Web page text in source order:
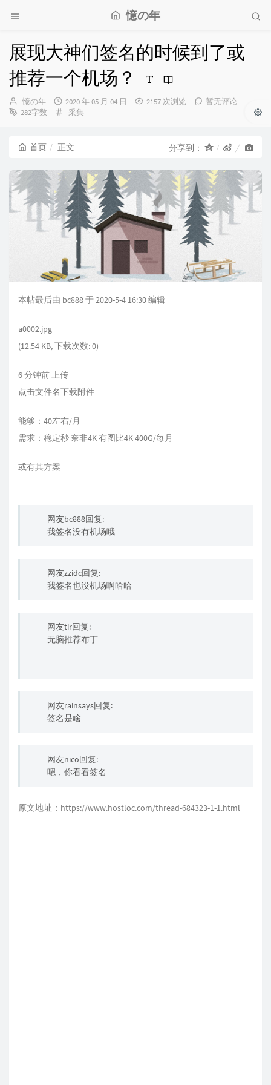
憶の年
展现大神们签名的时候到了或
推荐一个机场？
博
主：
憶の年
发
布
2020 年 05 月 04 日 2157 次浏览
暂无评论
282字数
分
采集
首页 正文 分享到：
本帖最后由 bc888 于 2020-5-4 16:30 编辑
a0002.jpg
(12.54 KB, 下载次数: 0)
6 分钟前 上传
点击文件名下载附件
能够：40左右/月
需求：稳定秒 奈非4K 有图比4K 400G/每月
或有其方案
网友bc888回复:
我签名没有机场哦
网友zzidc回复:
我签名也没机场啊哈哈
网友tir回复:
无脑推荐布丁
网友rainsays回复:
签名是啥
网友nico回复:
嗯，你看看签名
原文地址： https://www.hostloc.com/thread-684323-1-1.html